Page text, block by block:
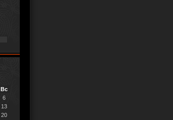
Вс
6
13
20